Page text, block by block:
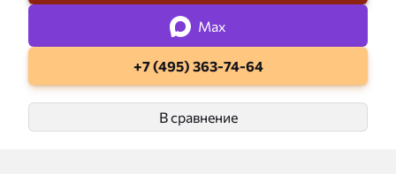
Max
+7 (495) 363-74-64
В сравнение